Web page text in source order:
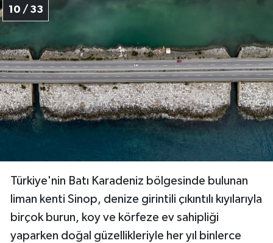
10 / 33
Türkiye'nin Batı Karadeniz bölgesinde bulunan
liman kenti Sinop, denize girintili çıkıntılı kıyılarıyla
birçok burun, koy ve körfeze ev sahipliği
yaparken doğal güzellikleriyle her yıl binlerce